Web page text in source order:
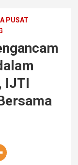
PUSAT
IJTI